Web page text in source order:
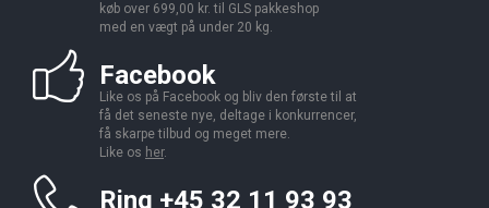
køb over 699,00 kr. til GLS pakkeshop
med en vægt på under 20 kg.
Facebook
Like os på Facebook og bliv den første til at
få det seneste nye, deltage i konkurrencer,
få skarpe tilbud og meget mere.
Like os her.
Ring +45 32 11 93 93